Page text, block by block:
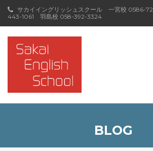
サカイイングリッシュスクール 一宮校 0586-
443-1061 羽島校 058-392-3324
BLOG